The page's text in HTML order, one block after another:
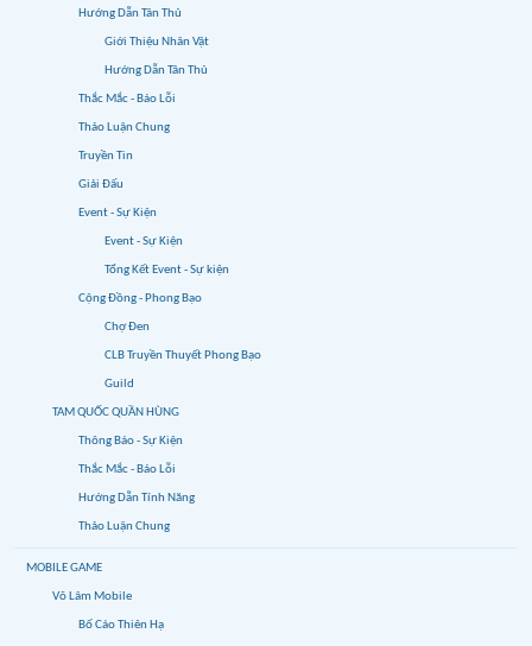
Hướng Dẫn Tân Thủ
Giới Thiệu Nhân Vật
Hướng Dẫn Tân Thủ
Thắc Mắc - Báo Lỗi
Thảo Luận Chung
Truyền Tin
Giải Đấu
Event - Sự Kiện
Event - Sự Kiện
Tổng Kết Event - Sự kiện
Cộng Đồng - Phong Bạo
Chợ Đen
CLB Truyền Thuyết Phong Bạo
Guild
TAM QUỐC QUẦN HÙNG
Thông Báo - Sự Kiện
Thắc Mắc - Báo Lỗi
Hướng Dẫn Tính Năng
Thảo Luận Chung
MOBILE GAME
Võ Lâm Mobile
Bố Cáo Thiên Hạ